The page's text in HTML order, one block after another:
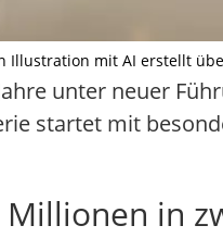
Illustration mit AI erstellt
unter neuer
startet mit
in